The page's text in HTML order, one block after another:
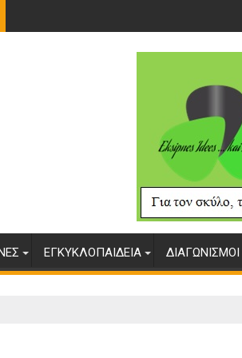
ΕΓΚΥΚΛΟΠΑΙΔΕΙΑ ΔΙΑΓΩΝΙΣΜΟΙ